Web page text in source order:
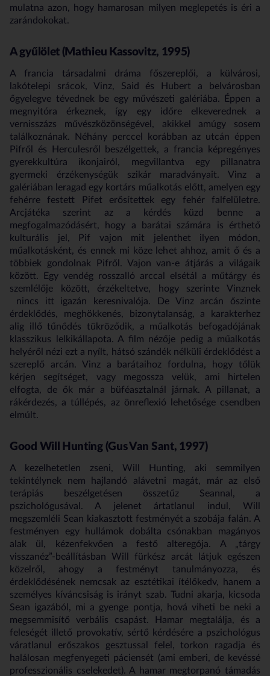
mulatna azon, hogy hamarosan milyen meglepetés is éri a
zarándokokat.
A gyűlölet (Mathieu Kassovitz, 1995)
A francia társadalmi dráma főszereplői, a külvárosi,
lakótelepi srácok, Vinz, Said és Hubert a belvárosban
őgyelegve tévednek be egy művészeti galériába. Éppen a
megnyitóra érkeznek, így egy időre elkeverednek a
vernisszázs művészközönségével, akikkel amúgy sosem
találkoznának. Néhány perccel korábban az utcán éppen
Pifről és Herculesről beszélgettek, a francia képregényes
gyerekkultúra ikonjairól, megvillantva egy pillanatra
gyermeki érzékenységük szikár maradványait. Vinz a
galériában leragad egy kortárs műalkotás előtt, amelyen egy
fehérre festett Pifet erősítettek egy fehér falfelületre.
Arcjátéka szerint az a kérdés küzd benne a
megfogalmazódásért, hogy a barátai számára is érthető
kulturális jel, Pif vajon mit jelenthet ilyen módon,
műalkotásként, és ennek mi köze lehet ahhoz, amit ő és a
többiek gondolnak Pifről. Vajon van-e átjárás a világaik
között. Egy vendég rosszalló arccal elsétál a műtárgy és
szemlélője között, érzékeltetve, hogy szerinte Vinznek
nincs itt igazán keresnivalója. De Vinz arcán őszinte
érdeklődés, meghökkenés, bizonytalanság, a karakterhez
alig illő tűnődés tükröződik, a műalkotás befogadójának
klasszikus lelkikállapota. A film nézője pedig a műalkotás
helyéről nézi ezt a nyílt, hátsó szándék nélküli érdeklődést a
szereplő arcán. Vinz a barátaihoz fordulna, hogy tőlük
kérjen segítséget, vagy megossza velük, ami hirtelen
elfogta, de ők már a büféasztalnál járnak. A pillanat, a
rákérdezés, a túllépés, az önreflexió lehetősége csendben
elmúlt.
Good Will Hunting (Gus Van Sant, 1997)
A kezelhetetlen zseni, Will Hunting, aki semmilyen
tekintélynek nem hajlandó alávetni magát, már az első
terápiás beszélgetésen összetűz Seannal, a
pszichológusával. A jelenet ártatlanul indul, Will
megszemléli Sean kiakasztott festményét a szobája falán. A
festményen egy hullámok dobálta csónakban magányos
alak ül, kézenfekvően a festő alteregója. A „tárgy
visszanéz”-beállításban Will fürkész arcát látjuk egészen
közelről, ahogy a festményt tanulmányozza, és
érdeklődésének nemcsak az esztétikai ítélőkedv, hanem a
személyes kíváncsiság is irányt szab. Tudni akarja, kicsoda
Sean igazából, mi a gyenge pontja, hová viheti be neki a
megsemmisítő verbális csapást. Hamar megtalálja, és a
feleségét illető provokatív, sértő kérdésére a pszichológus
váratlanul erőszakos gesztussal felel, torkon ragadja és
halálosan megfenyegeti páciensét (ami emberi, de kevéssé
professzionális cselekedet). A hamar megtorpanó támadás